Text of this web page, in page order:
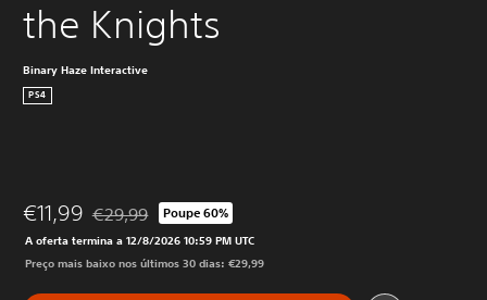
the Knights
Binary Haze Interactive
PS4
€11,99 Com desconto em relação ao preço original de €29,99
€29,99 Poupe 60%
A oferta termina a 12/8/2026 10:59 PM UTC
Preço mais baixo nos últimos 30 dias: €29,99